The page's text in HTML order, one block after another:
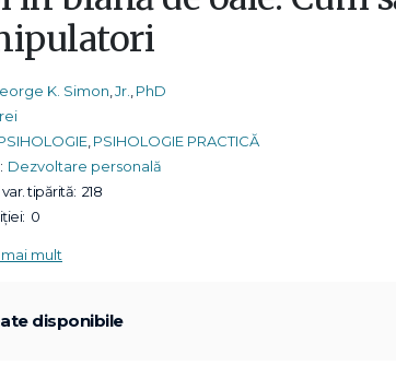
K. Simon Jr. PhD
, PSIHOLOGIE PRACTICĂ
Dezvoltare personală
tipărită: 218
0
mult
disponibile